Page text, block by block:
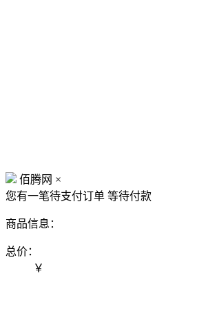
佰腾网 ×
您有一笔待支付订单 等待付款
商品信息：
总价：
￥